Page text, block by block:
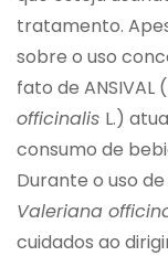
tratamento.
sobre o uso
fato de ANSIVAL
officinalis L.)
consumo de
Durante o uso
Valeriana
cuidados ao